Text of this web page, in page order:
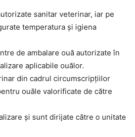
sanitar veterinar, iar pe
temperatura și igiena
de ambalare ouă autorizate în
aplicabile ouălor.
din cadrul circumscripțiilor
ouăle valorificate de către
și sunt dirijate către o unitate